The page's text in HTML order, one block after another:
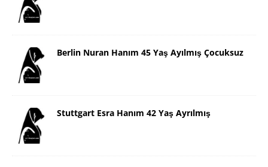
Berlin Nuran Hanım 45 Yaş Ayılmış Çocuksuz
Stuttgart Esra Hanım 42 Yaş Ayrılmış